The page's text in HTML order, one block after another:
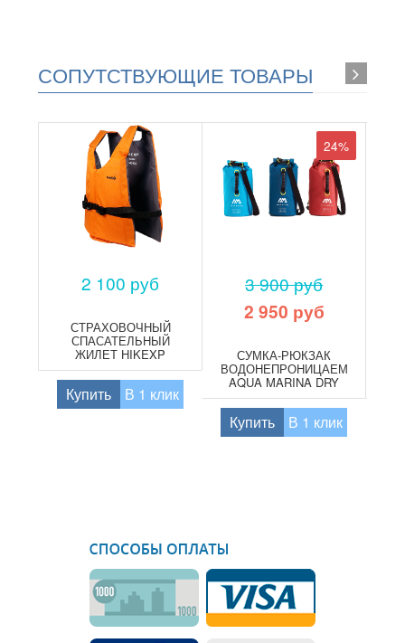
СОПУТСТВУЮЩИЕ ТОВАРЫ
2 100 руб
СТРАХОВОЧНЫЙ
СПАСАТЕЛЬНЫЙ
ЖИЛЕТ HIKEXP
LIGHT
Купить В 1 клик
24%
3 900 руб
2 950 руб
СУМКА-РЮКЗАК
ВОДОНЕПРОНИЦАЕМАЯ
AQUA MARINA DRY
BAG 40 L
Купить В 1 клик